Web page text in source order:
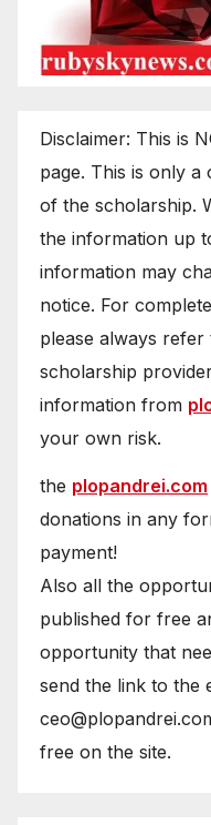
Disclaimer: This is
page. This is only a
of the scholarship.
the information up
information may
notice. For
please always
scholarship
information from
your own risk.
the plopandrei.com
donations in any
payment!
Also all the
published for free
opportunity that
send the link to the
free on the site.